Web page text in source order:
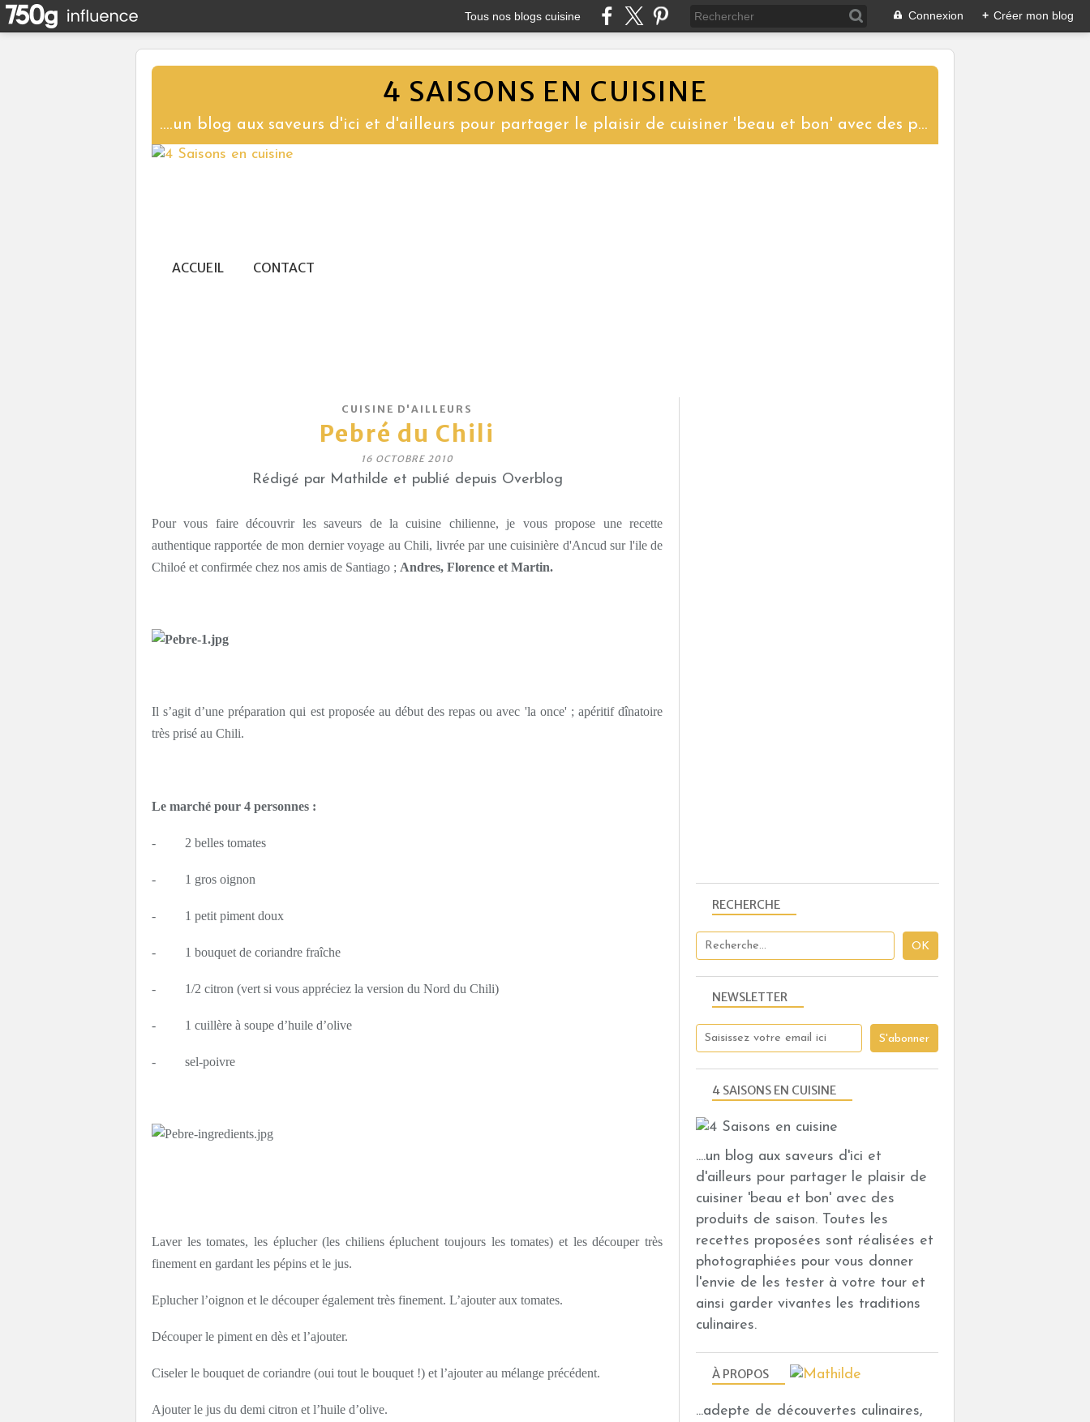
Tous nos blogs cuisine Connexion + Créer mon blog
4 SAISONS EN CUISINE
....un blog aux saveurs d'ici et d'ailleurs pour partager le plaisir de cuisiner 'beau et bon' avec des produits de saison. Toutes les recettes proposées sont réalisées et photographiées pour vous donner l'envie de les tester à votre tour et ainsi garder vivantes les traditions culinaires.
ACCUEIL CONTACT
CUISINE D'AILLEURS
Pebré du Chili
16 OCTOBRE 2010
Rédigé par Mathilde et publié depuis Overblog
Pour vous faire découvrir les saveurs de la cuisine chilienne, je vous propose une recette
authentique rapportée de mon dernier voyage au Chili, livrée par une cuisinière d'Ancud sur l'ile de
Chiloé et confirmée chez nos amis de Santiago ; Andres, Florence et Martin.
Il s’agit d’une préparation qui est proposée au début des repas ou avec 'la once' ; apéritif dînatoire
très prisé au Chili.
Le marché pour 4 personnes :
- 2 belles tomates
- 1 gros oignon
- 1 petit piment doux
- 1 bouquet de coriandre fraîche
- 1/2 citron (vert si vous appréciez la version du Nord du Chili)
- 1 cuillère à soupe d’huile d’olive
- sel-poivre
Laver les tomates, les éplucher (les chiliens épluchent toujours les tomates) et les découper très
finement en gardant les pépins et le jus.
Eplucher l’oignon et le découper également très finement. L’ajouter aux tomates.
Découper le piment en dès et l’ajouter.
Ciseler le bouquet de coriandre (oui tout le bouquet !) et l’ajouter au mélange précédent.
Ajouter le jus du demi citron et l’huile d’olive.
NEWSLETTER
RECHERCHE
4 SAISONS EN CUISINE
....un blog aux saveurs d'ici et
d'ailleurs pour partager le plaisir de
cuisiner 'beau et bon' avec des
produits de saison. Toutes les
recettes proposées sont réalisées et
photographiées pour vous donner
l'envie de les tester à votre tour et
ainsi garder vivantes les traditions
culinaires.
À PROPOS
...adepte de découvertes culinaires,